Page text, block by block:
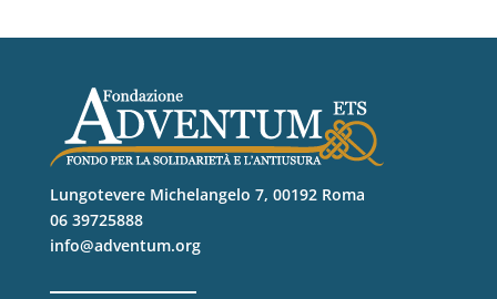
Lungotevere Michelangelo 7, 00192 Roma
06 39725888
info@adventum.org